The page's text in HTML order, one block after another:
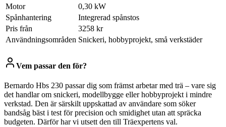
Motor
0,30 kW
Spånhantering
Integrerad spånstos
Pris från
3258 kr
Användningsområden Snickeri, hobbyprojekt, små verkstäder
Vem passar den för?
Bernardo Hbs 230 passar dig som främst arbetar med trä – vare sig
det handlar om snickeri, modellbygge eller hobbyprojekt i mindre
verkstad. Den är särskilt uppskattad av användare som söker
bandsåg bäst i test för precision och smidighet utan att spräcka
budgeten. Därför har vi utsett den till Träexpertens val.